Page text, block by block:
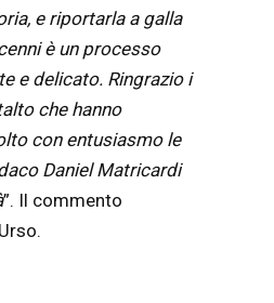
e riportarla a galla
è un processo
e delicato. Ringrazio i
che hanno
con entusiasmo le
Daniel Matricardi
”. Il commento